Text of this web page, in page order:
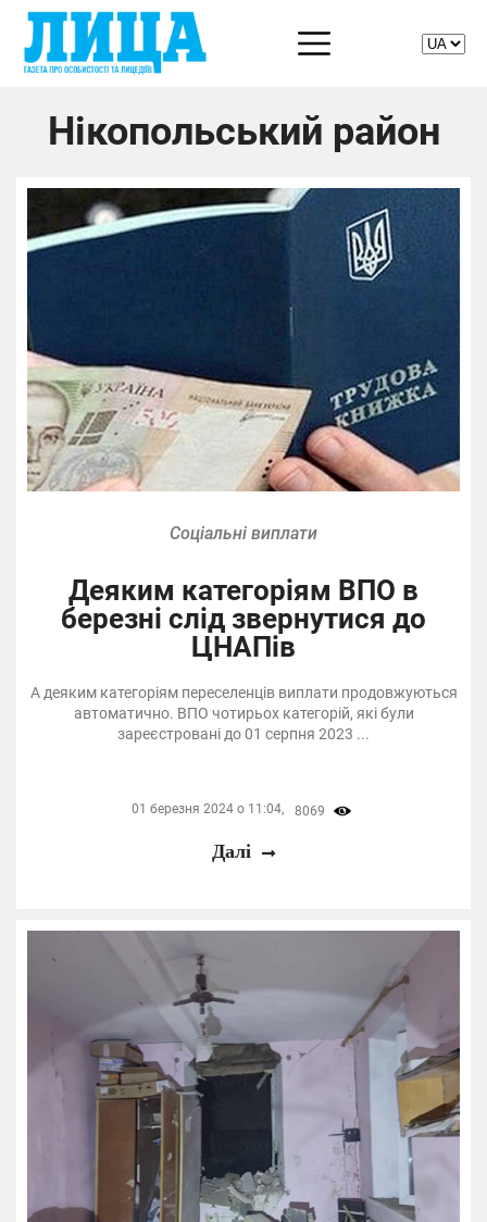
Нікопольський район
Соціальні виплати
Деяким категоріям ВПО в
березні слід звернутися до
ЦНАПів
А деяким категоріям переселенців виплати продовжуються
автоматично. ВПО чотирьох категорій, які були
зареєстровані до 01 серпня 2023 ...
01 березня 2024 о 11:04, 8069
Далі